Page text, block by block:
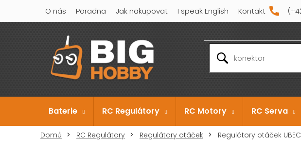
obsah
O nás Poradna Jak nakupovat I speak English Kontakt
Baterie RC Regulátory RC Motory RC Serva
Domů RC Regulátory Regulátory otáček Regulátory otáček UBEC